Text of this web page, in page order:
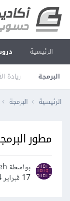
الرئيسية
البرمجة ريادة
الرئيسية البرمجة
مطور
بواسطة Ola Saleh
17 فبراير 2024